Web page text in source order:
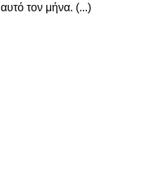
αυτό τον μήνα. (...)